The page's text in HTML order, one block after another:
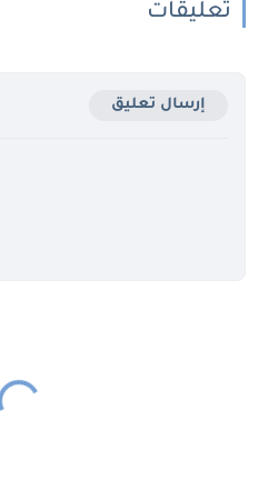
تعليقات
إرسال تعليق